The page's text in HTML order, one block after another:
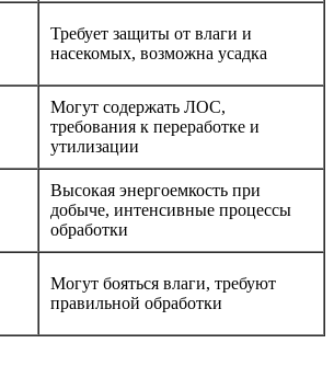
Требует защиты от влаги и
насекомых, возможна усадка
Могут содержать ЛОС,
требования к переработке и
утилизации
Высокая энергоемкость при
добыче, интенсивные процессы
обработки
Могут бояться влаги, требуют
правильной обработки